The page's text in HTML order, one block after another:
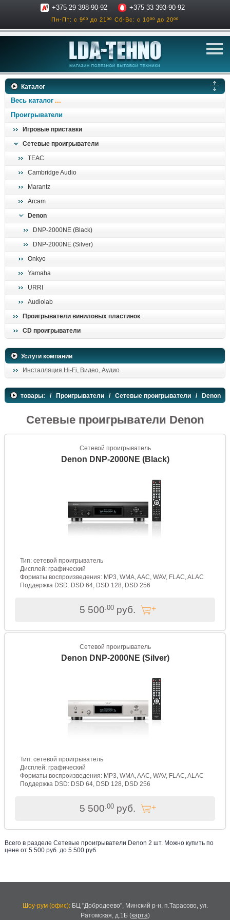
+375 29 398-90-92 +375 33 393-90-92
Пн-Пт: с 9ºº до 21ºº Сб-Вс: с 10ºº до 20ºº
телевизоры
ресиверы, усилители
проигрыватели
поиск
Каталог
Весь каталог
Проигрыватели
Игровые приставки
Сетевые проигрыватели
TEAC
Cambridge Audio
Marantz
Arcam
Denon
DNP-2000NE (Black)
DNP-2000NE (Silver)
Onkyo
Yamaha
URRI
Audiolab
Проигрыватели виниловых пластинок
CD проигрыватели
Услуги компании
Инсталляция Hi-Fi, Видео, Аудио
товары: / Проигрыватели / Сетевые проигрыватели / Denon
Сетевые проигрыватели Denon
Сетевой проигрыватель
Denon DNP-2000NE (Black)
Тип: сетевой проигрыватель
Дисплей: графический
Форматы воспроизведения: MP3, WMA, AAC, WAV, FLAC, ALAC
Поддержка DSD: DSD 64, DSD 128, DSD 256
5 500 .00руб.
Сетевой проигрыватель
Denon DNP-2000NE (Silver)
Тип: сетевой проигрыватель
Дисплей: графический
Форматы воспроизведения: MP3, WMA, AAC, WAV, FLAC, ALAC
Поддержка DSD: DSD 64, DSD 128, DSD 256
5 500 .00руб.
Всего в разделе Сетевые проигрыватели Denon 2 шт. Можно купить по
цене от 5 500 руб. до 5 500 руб.
Шоу-рум (офис):БЦ "Добродеево", Минский р-н, п.Тарасово, ул.
Ратомская, д.1Б(карта)